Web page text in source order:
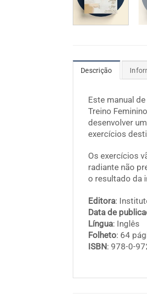
Descrição
Este manual
Treino
desenvolver
exercícios
Os exercícios
radiante não
o resultado da
Editora:
Data de
Língua: Inglês
Folheto: 64
ISBN: 978-0-